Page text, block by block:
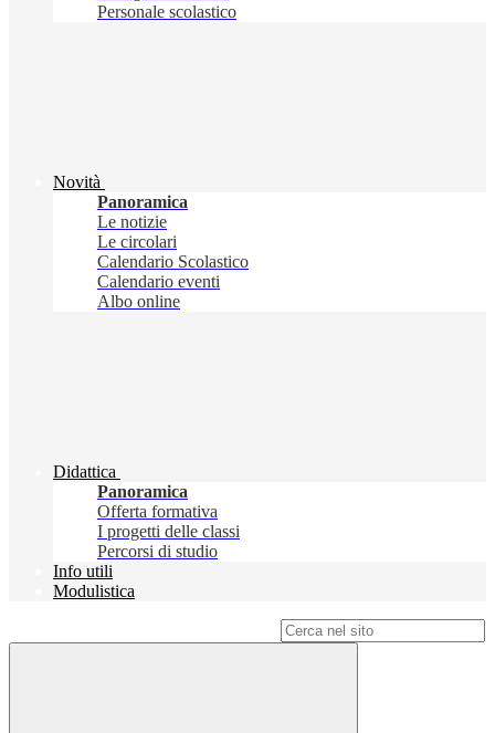
Personale scolastico
Novità
Panoramica
Le notizie
Le circolari
Calendario Scolastico
Calendario eventi
Albo online
Didattica
Panoramica
Offerta formativa
I progetti delle classi
Percorsi di studio
Info utili
Modulistica